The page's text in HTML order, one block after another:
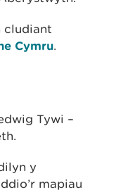
cludiant
Cymru.
Tywi –
y
mapiau